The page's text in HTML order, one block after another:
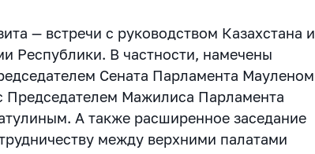
— встречи с руководством Казахстана и
Республики. В частности, намечены
Сената Парламента Мауленом
Мажилиса Парламента
А также расширенное заседание
между верхними палатами